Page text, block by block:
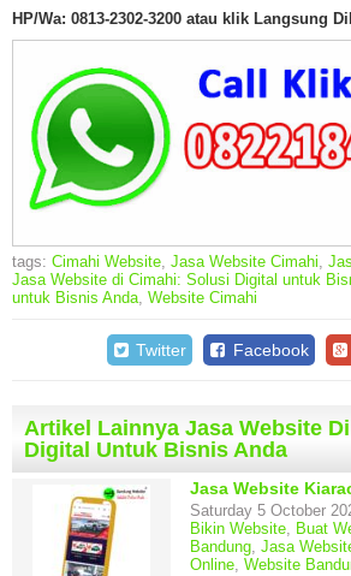
HP/Wa: 0813-2302-3200 atau klik Langsung
tags: Cimahi Website, Jasa Website Cimahi,
Jasa Website di Cimahi: Solusi Digital untuk
untuk Bisnis Anda, Website Cimahi
Twitter Facebook
Artikel Lainnya Jasa Website
Digital Untuk Bisnis Anda
Jasa Website
Saturday 5 October
Bikin Website, Buat
Bandung, Jasa
Online, Website